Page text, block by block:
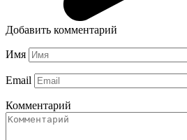
Добавить комментарий
Имя
Email
Комментарий